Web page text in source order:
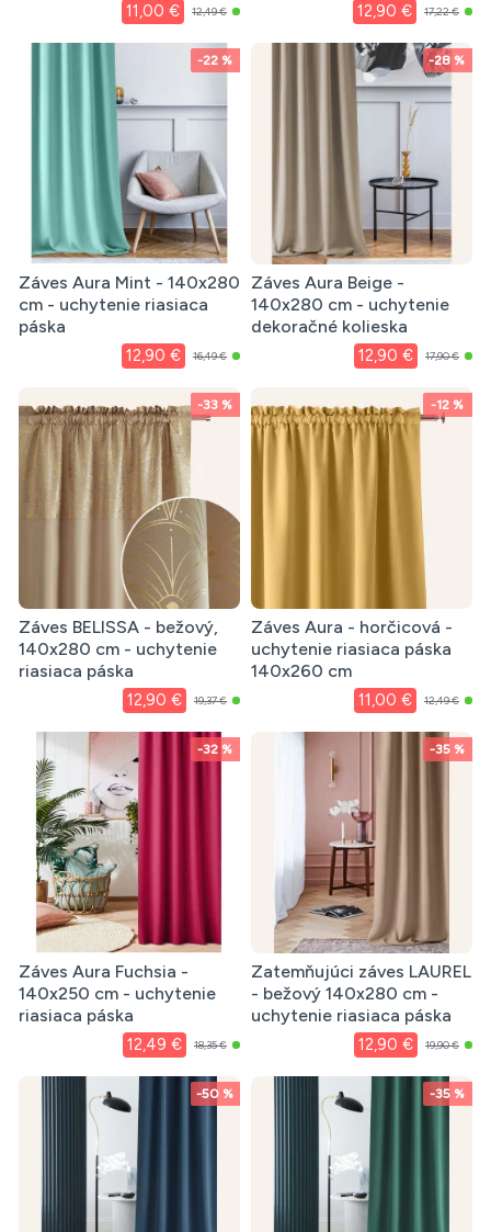
11,00 € 12,49 € 12,90 € 17,22 €
-22 %
Záves Aura Mint - 140x280
cm - uchytenie riasiaca
páska
12,90 € 16,49 €
-28 %
Záves Aura Beige -
140x280 cm - uchytenie
dekoračné kolieska
12,90 € 17,90 €
-33 %
Záves BELISSA - bežový,
140x280 cm - uchytenie
riasiaca páska
12,90 € 19,37 €
-12 %
Záves Aura - horčicová -
uchytenie riasiaca páska
140x260 cm
11,00 € 12,49 €
-32 %
Záves Aura Fuchsia -
140x250 cm - uchytenie
riasiaca páska
12,49 € 18,35 €
-35 %
Zatemňujúci záves LAUREL
- bežový 140x280 cm -
uchytenie riasiaca páska
12,90 € 19,90 €
-50 % -35 %